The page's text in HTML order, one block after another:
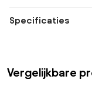
Specificaties
Vergelijkbare